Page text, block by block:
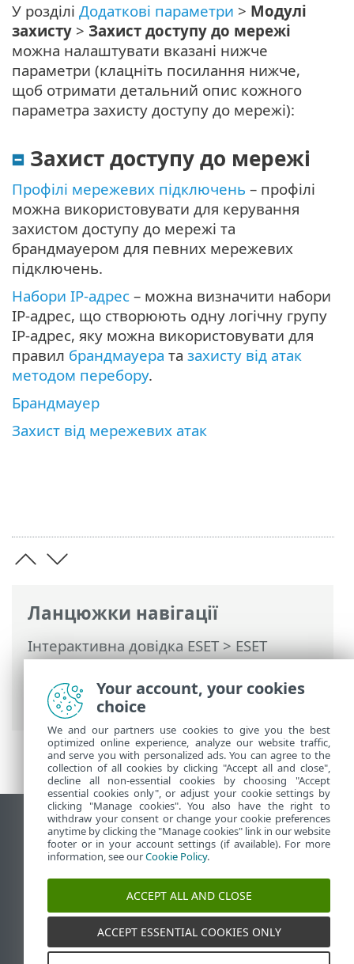
Ланцюжки навігації
Інтерактивна довідка ESET>ESET
Endpoint Security>Додаткові
параметри>Модулі захисту> Захист
доступу до мережі
У розділі Додаткові параметри > Модулі
захисту > Захист доступу до мережі
можна налаштувати вказані нижче
параметри (клацніть посилання нижче,
щоб отримати детальний опис кожного
параметра захисту доступу до мережі):
Захист доступу до мережі
Профілі мережевих підключень – профілі
можна використовувати для керування
захистом доступу до мережі та
брандмауером для певних мережевих
підключень.
Набори IP-адрес – можна визначити набори
IP-адрес, що створюють одну логічну групу
IP-адрес, яку можна використовувати для
правил брандмауера та захисту від атак
методом перебору.
Брандмауер
Захист від мережевих атак
Переглянути повну версію
End of Life
База знань ESET
Форум ESET
ESET Status Portal
Регіональна підтримка
Your account, your cookies
choice
We and our partners use cookies to give you the best
optimized online experience, analyze our website traffic,
and serve you with personalized ads. You can agree to the
collection of all cookies by clicking "Accept all and close",
decline all non-essential cookies by choosing "Accept
essential cookies only", or adjust your cookie settings by
clicking "Manage cookies". You also have the right to
withdraw your consent or change your cookie preferences
anytime by clicking the "Manage cookies" link in our website
footer or in your account settings (if available). For more
information, see ourCookie Policy.
ACCEPT ALL AND CLOSE
ACCEPT ESSENTIAL COOKIES ONLY